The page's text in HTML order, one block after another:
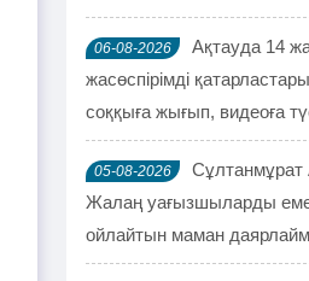
06-08-2026
Ақтауда 14
жасөспірімді
соққыға жығып, видеоға
05-08-2026
Жалаң уағызшыларды
ойлайтын маман